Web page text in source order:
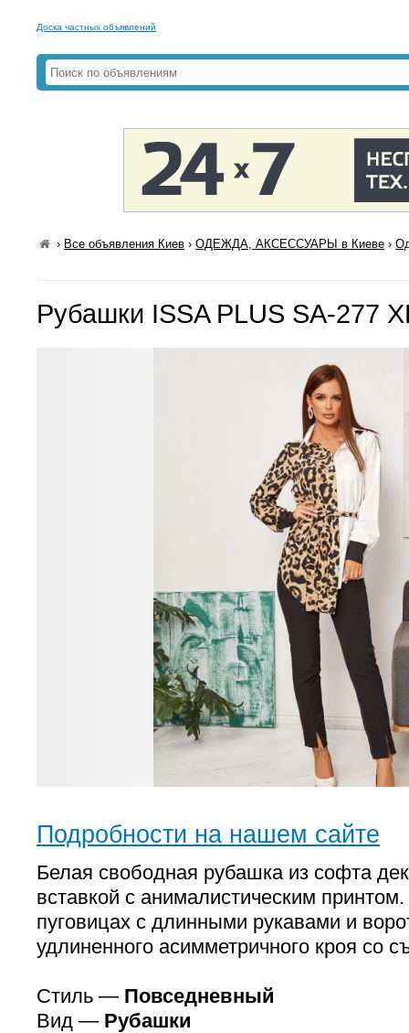
Доска частных объявлений
› Все объявления Киев ›ОДЕЖДА, АКСЕССУАРЫ в Киеве ›
Рубашки ISSA PLUS SA-277
Подробности на нашем сайте
Белая свободная рубашка из софта
вставкой с анималистическим
пуговицах с длинными рукавами и
удлиненного асимметричного кроя со
Стиль — Повседневный
Вид — Рубашки